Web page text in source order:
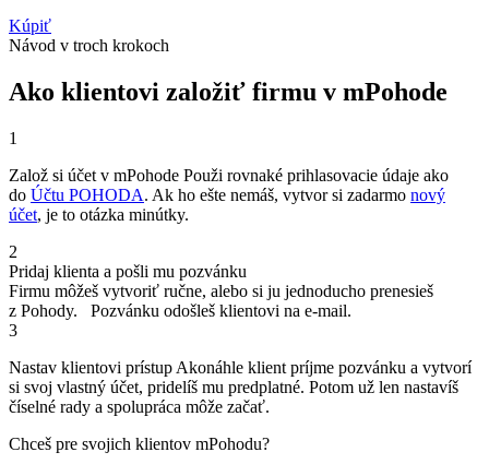
Kúpiť
Návod v troch krokoch
Ako klientovi založiť firmu v mPohode
1
Založ si účet v mPohode Použi rovnaké prihlasovacie údaje ako
do Účtu POHODA. Ak ho ešte nemáš, vytvor si zadarmo nový
účet, je to otázka minútky.
2
Pridaj klienta a pošli mu pozvánku
Firmu môžeš vytvoriť ručne, alebo si ju jednoducho prenesieš
z Pohody.
Pozvánku odošleš klientovi na e‑mail.
3
Nastav klientovi prístup Akonáhle klient príjme pozvánku a vytvorí
si svoj vlastný účet, pridelíš mu predplatné. Potom už len nastavíš
číselné rady a spolupráca môže začať.
Chceš pre svojich klientov mPohodu?